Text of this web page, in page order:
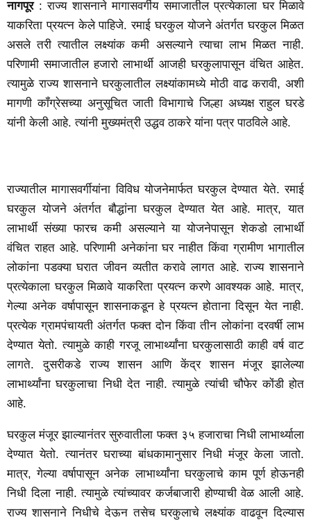
नागपूर: राज्य शासनाने मागासवर्गीय समाजातील प्रत्येकाला घर मिळावे
याकरिता प्रयत्न केले पाहिजे. रमाई घरकुल योजने अंतर्गत घरकुल मिळत
असले तरी त्यातील लक्ष्यांक कमी असल्याने त्याचा लाभ मिळत नाही.
परिणामी समाजातील हजारो लाभार्थी आजही घरकुलापासून वंचित आहेत.
त्यामुळे राज्य शासनाने घरकुलातील लक्ष्यांकामध्ये मोठी वाढ करावी, अशी
मागणी कॉंग्रेसच्या अनुसूचित जाती विभागाचे जिल्हा अध्यक्ष राहुल घरडे
यांनी केली आहे. त्यांनी मुख्यमंत्री उद्धव ठाकरे यांना पत्र पाठविले आहे.
राज्यातील मागासवर्गीयांना विविध योजनेमार्फत घरकुल देण्यात येते. रमाई
घरकुल योजने अंतर्गत बौद्धांना घरकुल देण्यात येत आहे. मात्र, यात
लाभार्थी संख्या फारच कमी असल्याने या योजनेपासून शेकडो लाभार्थी
वंचित राहत आहे. परिणामी अनेकांना घर नाहीत किंवा ग्रामीण भागातील
लोकांना पडक्या घरात जीवन व्यतीत करावे लागत आहे. राज्य शासनाने
प्रत्येकाला घरकुल मिळावे याकरिता प्रयत्न करणे आवश्यक आहे. मात्र,
गेल्या अनेक वर्षापासून शासनाकडून हे प्रयत्न होताना दिसून येत नाही.
प्रत्येक ग्रामपंचायती अंतर्गत फक्त दोन किंवा तीन लोकांना दरवर्षी लाभ
देण्यात येतो. त्यामुळे काही गरजू लाभार्थ्यांना घरकुलासाठी काही वर्ष वाट
लागते. दुसरीकडे राज्य शासन आणि केंद्र शासन मंजूर झालेल्या
लाभार्थ्यांना घरकुलाचा निधी देत नाही. त्यामुळे त्यांची चौफेर कोंडी होत
आहे.
घरकुल मंजूर झाल्यानंतर सुरुवातीला फक्त ३५ हजाराचा निधी लाभार्थ्याला
देण्यात येतो. त्यानंतर घराच्या बांधकामानुसार निधी मंजूर केला जातो.
मात्र, गेल्या वर्षापासून अनेक लाभार्थ्यांना घरकुलाचे काम पूर्ण होऊनही
निधी दिला नाही. त्यामुळे त्यांच्यावर कर्जबाजारी होण्याची वेळ आली आहे.
राज्य शासनाने निधीचे देऊन तसेच घरकुलाचे लक्ष्यांक वाढवून दिल्यास